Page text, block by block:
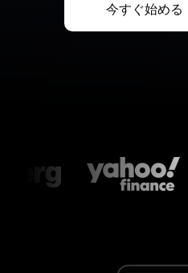
今すぐ始める